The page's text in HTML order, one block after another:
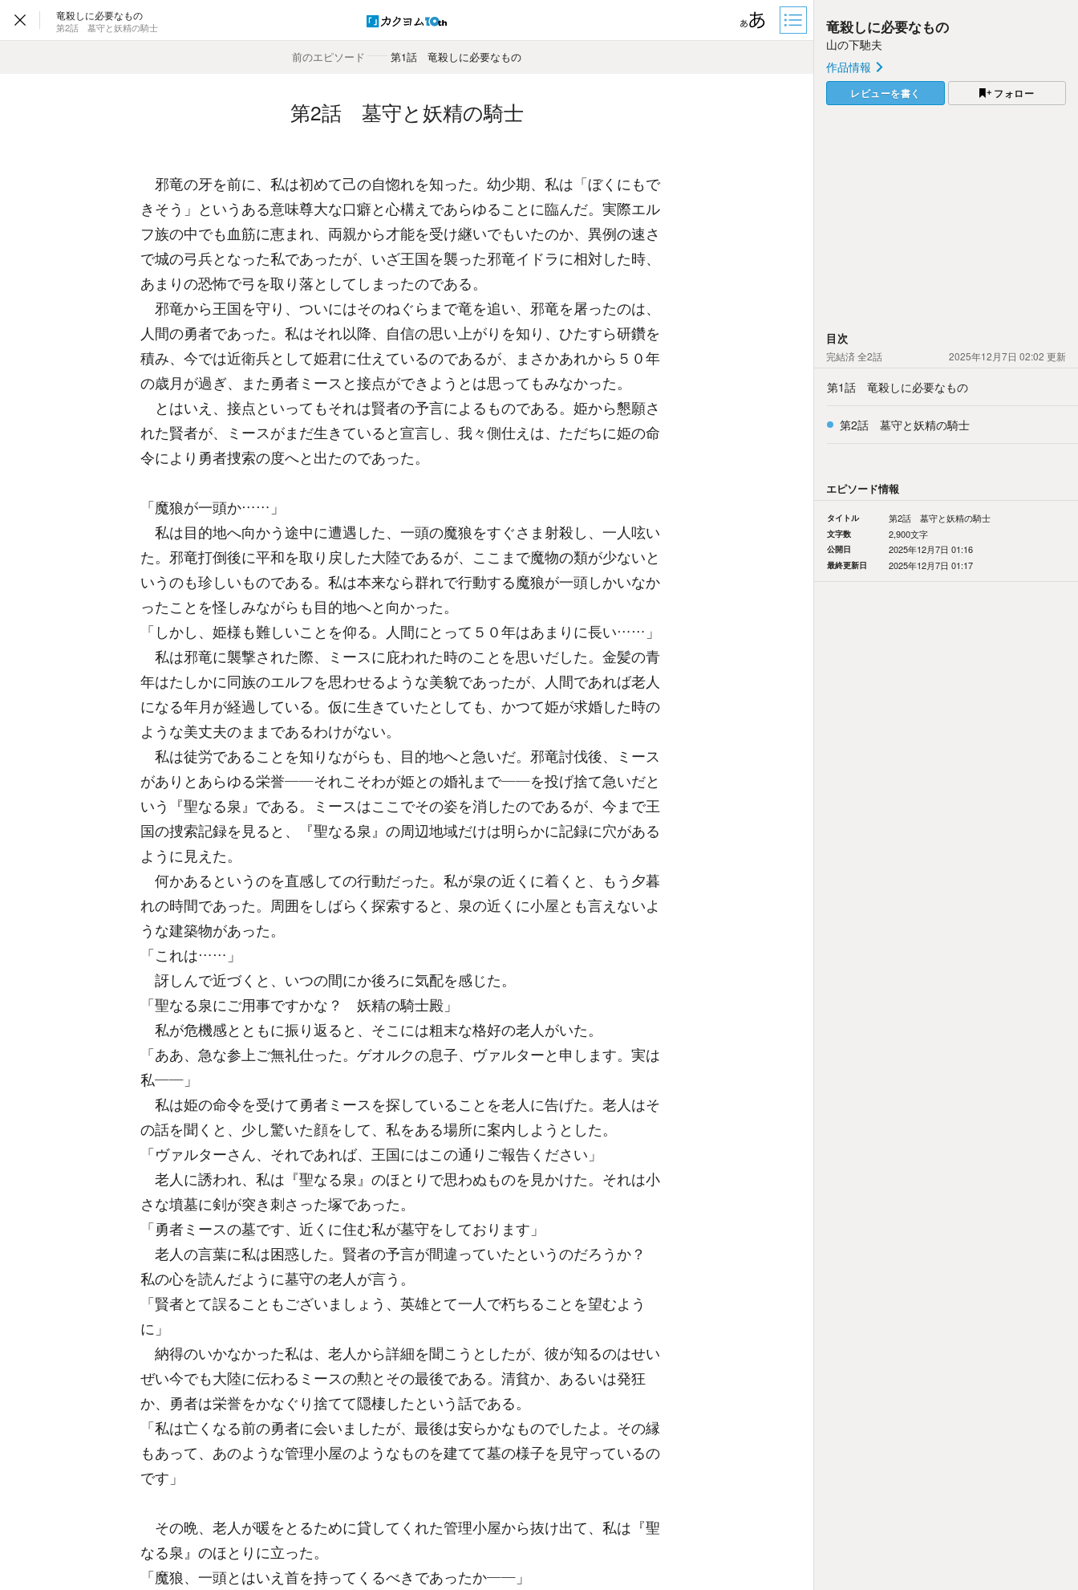
竜殺しに必要なもの
第2話 墓守と妖精の騎士
前のエピソード
―― 第1話 竜殺しに必要なもの
第2話 墓守と妖精の騎士
邪竜の牙を前に、私は初めて己の自惚れを知った。幼少期、私は「ぼくにもで
きそう」というある意味尊大な口癖と心構えであらゆることに臨んだ。実際エル
フ族の中でも血筋に恵まれ、両親から才能を受け継いでもいたのか、異例の速さ
で城の弓兵となった私であったが、いざ王国を襲った邪竜イドラに相対した時、
あまりの恐怖で弓を取り落としてしまったのである。
邪竜から王国を守り、ついにはそのねぐらまで竜を追い、邪竜を屠ったのは、
人間の勇者であった。私はそれ以降、自信の思い上がりを知り、ひたすら研鑽を
積み、今では近衛兵として姫君に仕えているのであるが、まさかあれから５０年
の歳月が過ぎ、また勇者ミースと接点ができようとは思ってもみなかった。
とはいえ、接点といってもそれは賢者の予言によるものである。姫から懇願さ
れた賢者が、ミースがまだ生きていると宣言し、我々側仕えは、ただちに姫の命
令により勇者捜索の度へと出たのであった。
「魔狼が一頭か……」
私は目的地へ向かう途中に遭遇した、一頭の魔狼をすぐさま射殺し、一人呟い
た。邪竜打倒後に平和を取り戻した大陸であるが、ここまで魔物の類が少ないと
いうのも珍しいものである。私は本来なら群れで行動する魔狼が一頭しかいなか
ったことを怪しみながらも目的地へと向かった。
「しかし、姫様も難しいことを仰る。人間にとって５０年はあまりに長い……」
私は邪竜に襲撃された際、ミースに庇われた時のことを思いだした。金髪の青
年はたしかに同族のエルフを思わせるような美貌であったが、人間であれば老人
になる年月が経過している。仮に生きていたとしても、かつて姫が求婚した時の
ような美丈夫のままであるわけがない。
私は徒労であることを知りながらも、目的地へと急いだ。邪竜討伐後、ミース
がありとあらゆる栄誉――それこそわが姫との婚礼まで――を投げ捨て急いだと
いう『聖なる泉』である。ミースはここでその姿を消したのであるが、今まで王
国の捜索記録を見ると、『聖なる泉』の周辺地域だけは明らかに記録に穴がある
ように見えた。
何かあるというのを直感しての行動だった。私が泉の近くに着くと、もう夕暮
れの時間であった。周囲をしばらく探索すると、泉の近くに小屋とも言えないよ
うな建築物があった。
「これは……」
訝しんで近づくと、いつの間にか後ろに気配を感じた。
「聖なる泉にご用事ですかな？ 妖精の騎士殿」
私が危機感とともに振り返ると、そこには粗末な格好の老人がいた。
「ああ、急な参上ご無礼仕った。ゲオルクの息子、ヴァルターと申します。実は
私――」
私は姫の命令を受けて勇者ミースを探していることを老人に告げた。老人はそ
の話を聞くと、少し驚いた顔をして、私をある場所に案内しようとした。
「ヴァルターさん、それであれば、王国にはこの通りご報告ください」
老人に誘われ、私は『聖なる泉』のほとりで思わぬものを見かけた。それは小
さな墳墓に剣が突き刺さった塚であった。
「勇者ミースの墓です、近くに住む私が墓守をしております」
老人の言葉に私は困惑した。賢者の予言が間違っていたというのだろうか？
私の心を読んだように墓守の老人が言う。
「賢者とて誤ることもございましょう、英雄とて一人で朽ちることを望むよう
に」
納得のいかなかった私は、老人から詳細を聞こうとしたが、彼が知るのはせい
ぜい今でも大陸に伝わるミースの勲とその最後である。清貧か、あるいは発狂
か、勇者は栄誉をかなぐり捨てて隠棲したという話である。
「私は亡くなる前の勇者に会いましたが、最後は安らかなものでしたよ。その縁
もあって、あのような管理小屋のようなものを建てて墓の様子を見守っているの
です」
その晩、老人が暖をとるために貸してくれた管理小屋から抜け出て、私は『聖
なる泉』のほとりに立った。
「魔狼、一頭とはいえ首を持ってくるべきであったか――」
竜殺しに必要なもの
山の下馳夫
作品情報
レビューを書く フォロー
目次
完結済全2話 2025年12月7日 02:02 更新
第1話 竜殺しに必要なもの
第2話 墓守と妖精の騎士
エピソード情報
タイトル 第2話 墓守と妖精の騎士
文字数 2,900文字
公開日 2025年12月7日 01:16
最終更新日 2025年12月7日 01:17